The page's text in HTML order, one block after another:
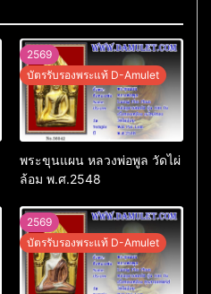
2569
บัตรรับรองพระแท้ D-Amulet
พระขุนแผน หลวงพ่อพูล วัดไผ่
ล้อม พ.ศ.2548
2569
บัตรรับรองพระแท้ D-Amulet